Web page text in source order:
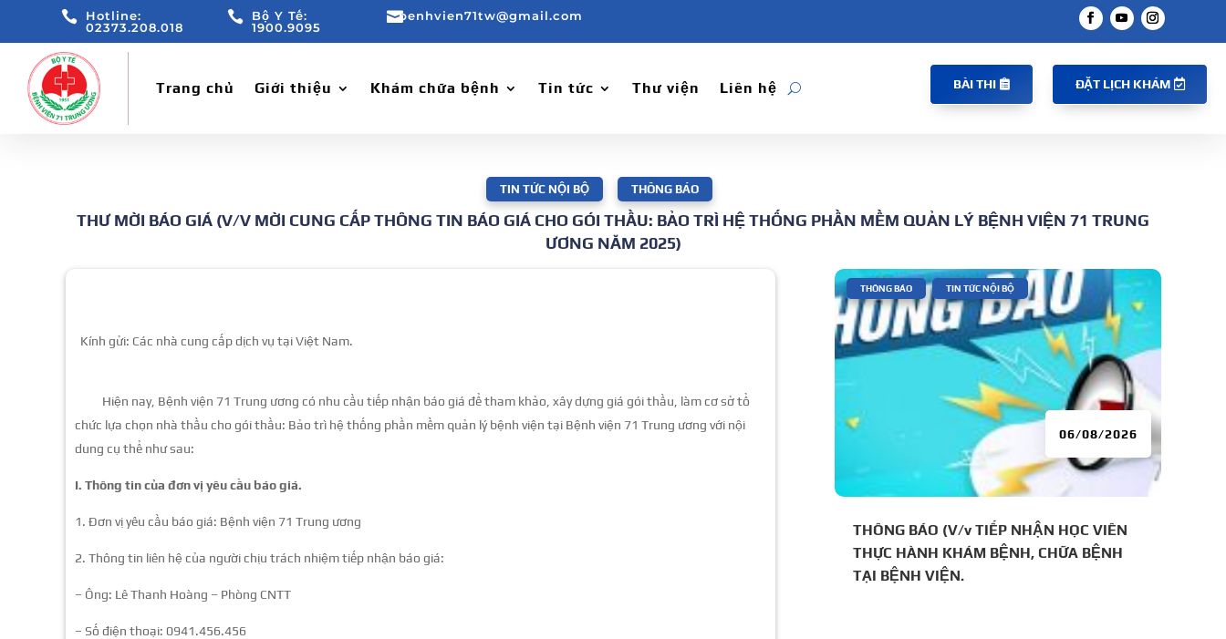

Hotline:
02373.208.018

Bộ Y Tế:
1900.9095
benhvien71tw@gmail.com
Trang chủ Giới thiệu Khám chữa bệnh Tin tức Thư viện Liên hệ BÀI THI ĐẶT LỊCH KHÁM
TIN TỨC NỘI BỘ THÔNG BÁO
THƯ MỜI BÁO GIÁ (V/V MỜI CUNG CẤP THÔNG TIN BÁO GIÁ CHO GÓI THẦU: BẢO TRÌ HỆ THỐNG PHẦN MỀM QUẢN LÝ BỆNH VIỆN 71 TRUNG
ƯƠNG NĂM 2025)
Kính gửi: Các nhà cung cấp dịch vụ tại Việt Nam.
Hiện nay, Bệnh viện 71 Trung ương có nhu cầu tiếp nhận báo giá để tham khảo, xây dựng giá gói thầu, làm cơ sở tổ
chức lựa chọn nhà thầu cho gói thầu: Bảo trì hệ thống phần mềm quản lý bệnh viện tại Bệnh viện 71 Trung ương với nội
dung cụ thể như sau:
I. Thông tin của đơn vị yêu cầu báo giá.
1. Đơn vị yêu cầu báo giá: Bệnh viện 71 Trung ương
2. Thông tin liên hệ của người chịu trách nhiệm tiếp nhận báo giá:
– Ông: Lê Thanh Hoàng – Phòng CNTT
– Số điện thoại: 0941.456.456
THÔNG BÁO (V/v TIẾP NHẬN HỌC VIÊN
THỰC HÀNH KHÁM BỆNH, CHỮA BỆNH
TẠI BỆNH VIỆN.
06/08/2026
THÔNG BÁO TIN TỨC NỘI BỘ